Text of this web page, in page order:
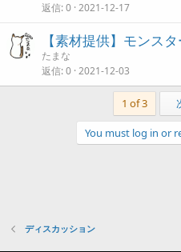
返信 0 2021-12-17
【素材提供】モンス
たまな
返信 0 2021-12-03
1 of 3
You must log in or
ディスカッション